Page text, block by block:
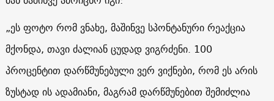
„ეს ფოტო რომ ვნახე, მაშინვე სპონტანური რეაქცია
მქონდა, თავი ძალიან ცუდად ვიგრძენი. 100
პროცენტით დარწმუნებული ვერ ვიქნები, რომ ეს არის
ზუსტად ის ადამიანი, მაგრამ დარწმუნებით შემიძლია